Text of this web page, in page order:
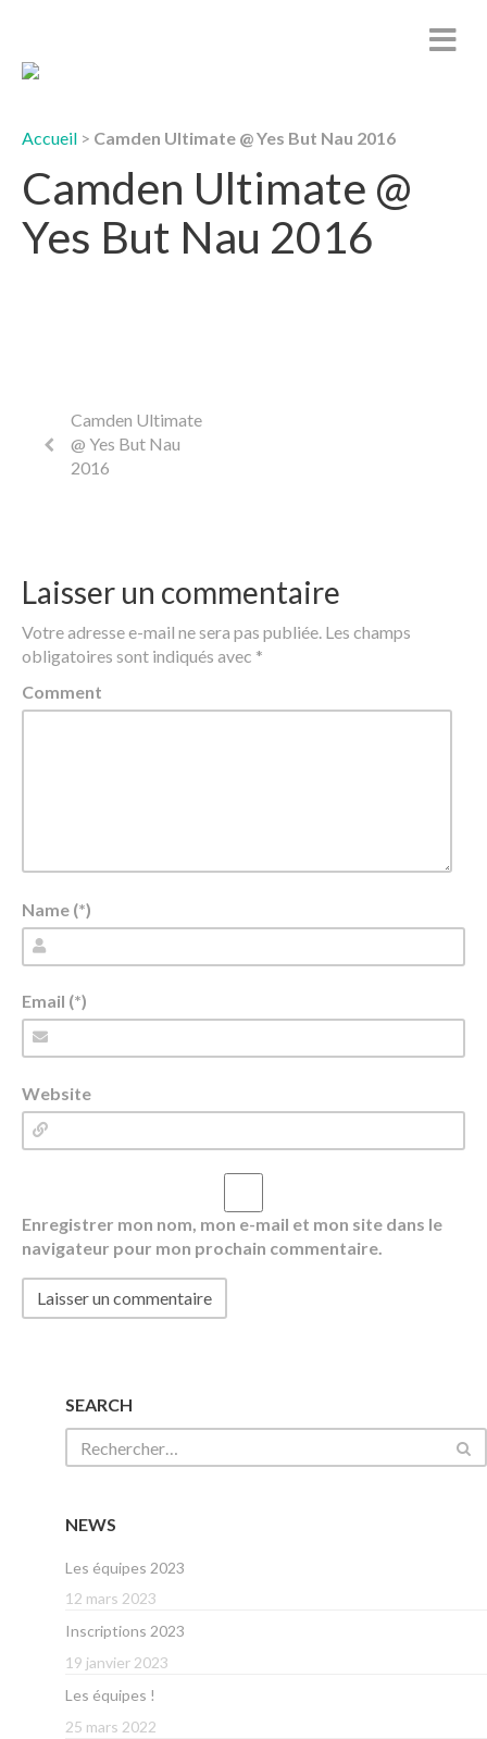
Accueil > Camden Ultimate @ Yes But Nau 2016
Camden Ultimate @
Yes But Nau 2016
Camden Ultimate
@ Yes But Nau
2016
Laisser un commentaire
Votre adresse e-mail ne sera pas publiée. Les champs
obligatoires sont indiqués avec *
Comment
Name (*)
Email (*)
Website
Enregistrer mon nom, mon e-mail et mon site dans le
navigateur pour mon prochain commentaire.
SEARCH
NEWS
Les équipes 2023
12 mars 2023
Inscriptions 2023
19 janvier 2023
Les équipes !
25 mars 2022